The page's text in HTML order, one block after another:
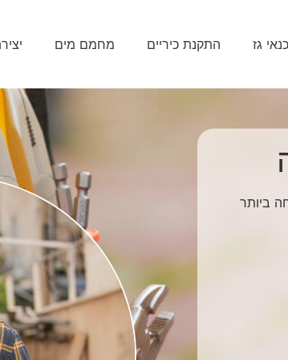
גז התקנת כיריים מחמם מים
הבטוחה ביותר